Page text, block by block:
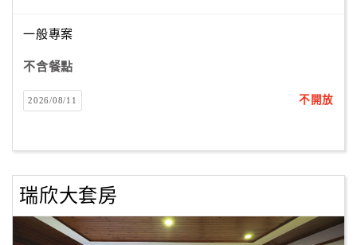
國
卡
訂
房
款
收
一般專案
不含餐點
2026/08/11 不開放
瑞欣大套房